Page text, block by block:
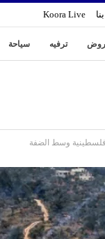
Koora Live
ترفيه سياحة
وسط الضفة